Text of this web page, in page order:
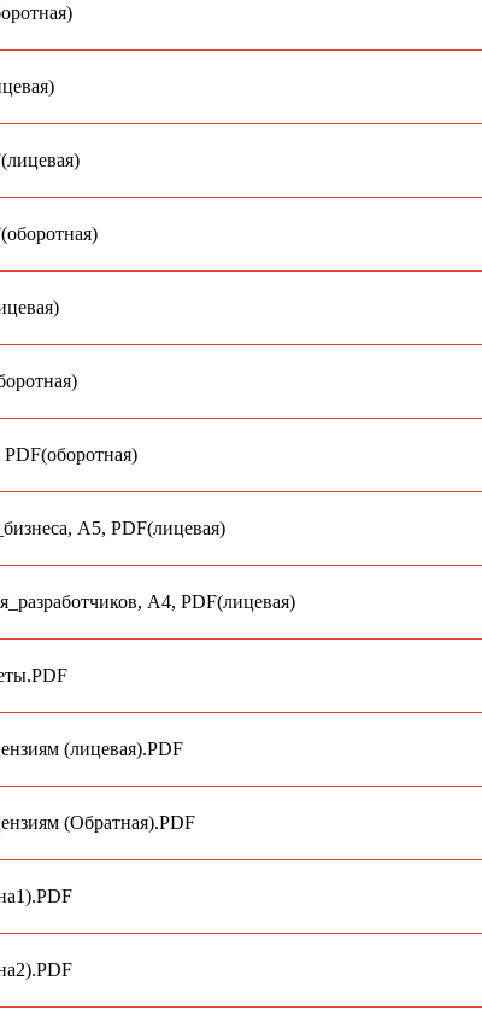
А5, PDF(лицевая)
А4, PDF(лицевая)
(лицевая).PDF
(Обратная).PDF